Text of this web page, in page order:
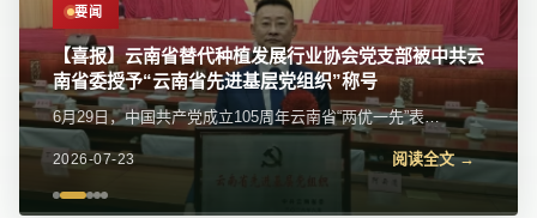
要闻
我会党支部参加党的二十届四中全会精神宣讲报告会
近日，我会党支部参加金碧街道党工委举办的学习贯彻党
的二十届四中全会精神宣讲报告会。区委宣传部常务副部
长、区委网信办主任苏学峰带队宣讲，社区党委、...
2026-07-23 阅读全文 →